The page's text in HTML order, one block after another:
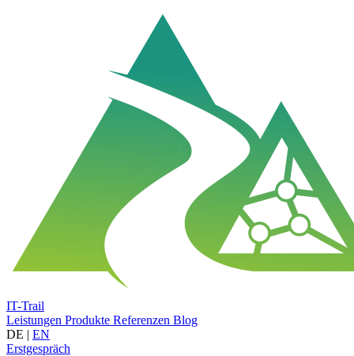
IT-Trail
Leistungen Produkte Referenzen Blog
DE | EN
Erstgespräch